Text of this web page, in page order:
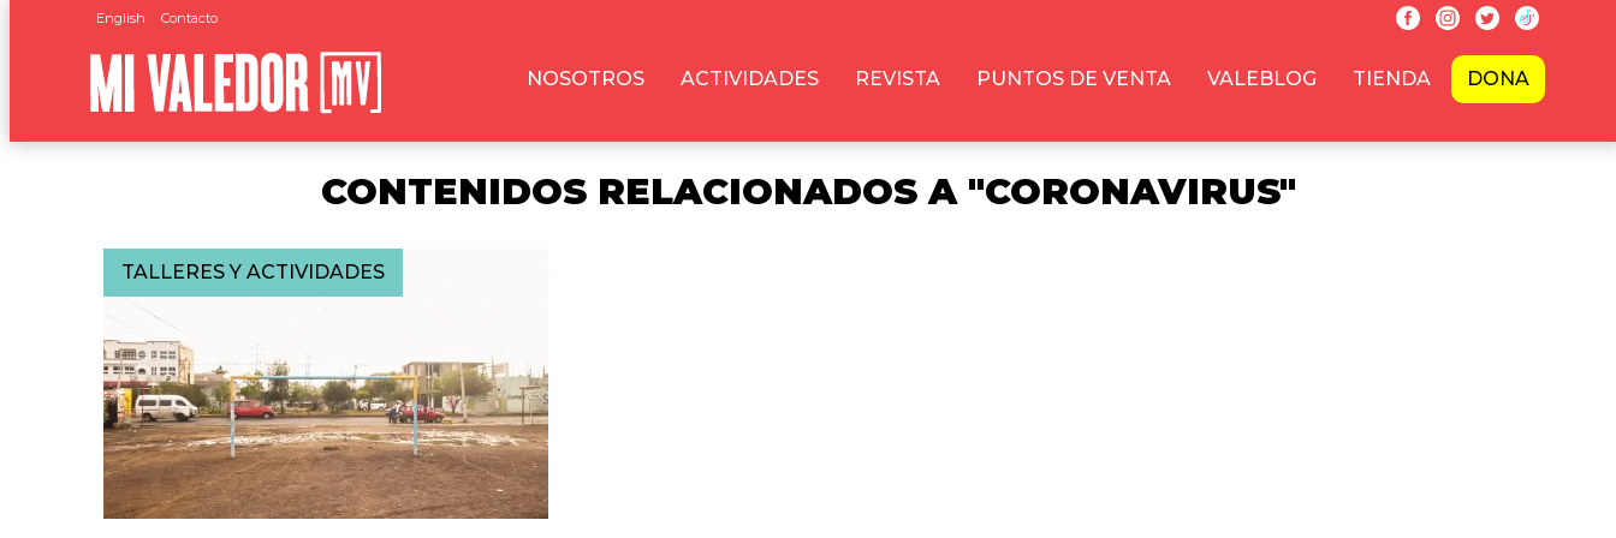
English Contacto
NOSOTROS ACTIVIDADES REVISTA PUNTOS DE VENTA VALEBLOG TIENDA DONA
CONTENIDOS RELACIONADOS A "CORONAVIRUS"
TALLERES Y ACTIVIDADES